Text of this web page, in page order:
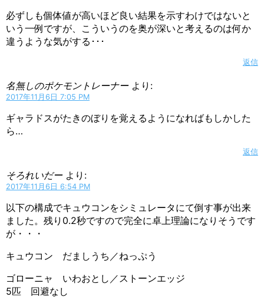
必ずしも個体値が高いほど良い結果を示すわけではないと
いう一例ですが、こういうのを奥が深いと考えるのは何か
違うような気がする･･･
返信
名無しのポケモントレーナー より:
2017年11月6日 7:05 PM
ギャラドスがたきのぼりを覚えるようになればもしかした
ら…
返信
そろれいだー より:
2017年11月6日 6:54 PM
以下の構成でキュウコンをシミュレータにて倒す事が出来
ました。残り0.2秒ですので完全に卓上理論になりそうです
が・・・
キュウコン だましうち／ねっぷう
ゴローニャ いわおとし／ストーンエッジ
5匹 回避なし